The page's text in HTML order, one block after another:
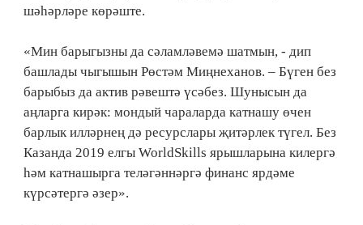
шәһәрләре көрәште.
«Мин барыгызны да сәламләвемә шатмын, - дип
башлады чыгышын Рөстәм Миңнеханов. – Бүген без
барыбыз да актив рәвештә үсәбез. Шунысын да
аңларга кирәк: мондый чараларда катнашу өчен
барлык илләрнең дә ресурслары җитәрлек түгел. Без
Казанда 2019 елгы WorldSkills ярышларына килергә
һәм катнашырга теләгәннәргә финанс ярдәме
күрсәтергә әзер».